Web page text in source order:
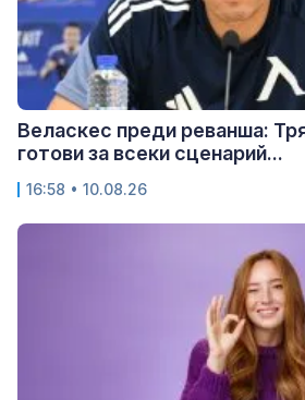
Веласкес преди реванша:
готови за всеки сценарий...
16:58 • 10.08.26